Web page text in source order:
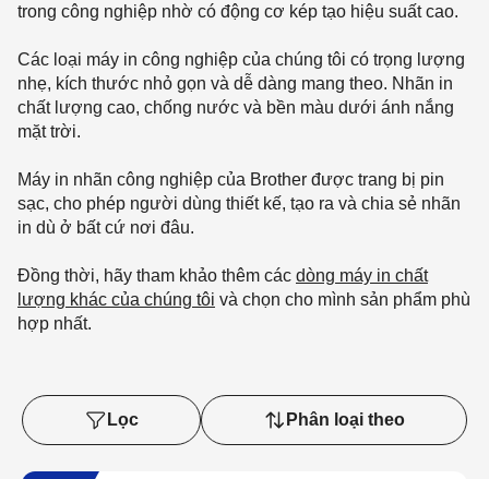
trong công nghiệp nhờ có động cơ kép tạo hiệu suất cao.
Các loại máy in công nghiệp của chúng tôi có trọng lượng
nhẹ, kích thước nhỏ gọn và dễ dàng mang theo. Nhãn in
chất lượng cao, chống nước và bền màu dưới ánh nắng
mặt trời.
Máy in nhãn công nghiệp của Brother được trang bị pin
sạc, cho phép người dùng thiết kế, tạo ra và chia sẻ nhãn
in dù ở bất cứ nơi đâu.
Đồng thời, hãy tham khảo thêm các dòng máy in chất
lượng khác của chúng tôi và chọn cho mình sản phẩm phù
hợp nhất.
Lọc Phân loại theo